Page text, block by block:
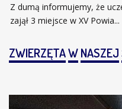
Z dumą informujemy, że
zajął 3 miejsce w XV Powia...
ZWIERZĘTAWNASZEJ